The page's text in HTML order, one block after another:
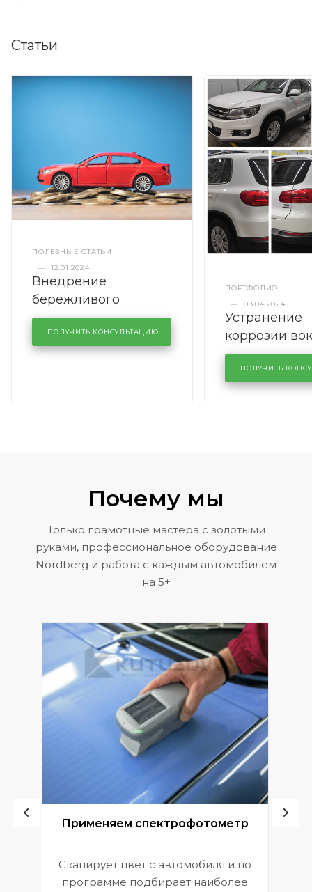
Статьи
ПОЛЕЗНЫЕ СТАТЬИ
—
12.01.2024
Внедрение
бережливого
производства в
кузовном сервисе
KUTUZOVV
ПОЛУЧИТЬ КОНСУЛЬТАЦИЮ
ПОРТФОЛИО
—
08.04.2024
Устранение
коррозии
лобового
районе
Volkswagen
ПОЛУЧИТЬ
Почему мы
Только грамотные мастера с золотыми
руками, профессиональное оборудование
Nordberg и работа с каждым автомобилем
на 5+
Применяем спектрофотометр
Сканирует цвет с автомобиля и по
программе подбирает наиболее